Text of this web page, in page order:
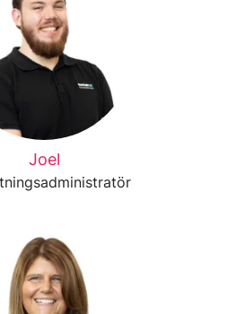
Joel